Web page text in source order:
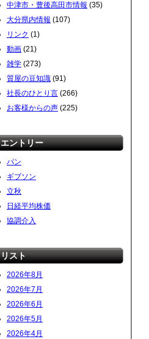
中津市・豊後高田市情報 (35)
大分県内情報 (107)
リンク (1)
動画 (21)
雑学 (273)
質屋の豆知識 (91)
社長のひとり言 (266)
お客様からの声 (225)
エントリー
パン
ギブソン
立秋
日経平均株価
協調介入
リスト
2026年8月
2026年7月
2026年6月
2026年5月
2026年4月